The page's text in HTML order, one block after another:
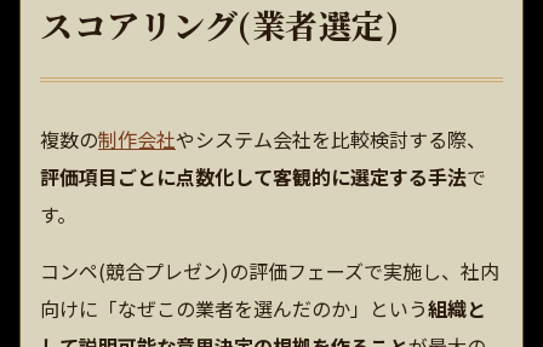
スコアリング(業者選定)
複数の制作会社やシステム会社を比較検討する際、
評価項目ごとに点数化して客観的に選定する手法で
す。
コンペ(競合プレゼン)の評価フェーズで実施し、社内
向けに「なぜこの業者を選んだのか」という組織と